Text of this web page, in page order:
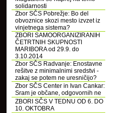
solidarnosti
Zbor SČS Pobrežje: Bo del
obvoznice skozi mesto izvzet iz
vinjetnega sistema?
ZBORI SAMOORGANIZIRANIH
ČETRTNIH SKUPNOSTI
MARIBORA od 29.9. do
3.10.2014
Zbor SČS Radvanje: Enostavne
rešitve z minimalnimi sredstvi -
zakaj se potem ne uresničijo?
Zbor SČS Center in Ivan Cankar:
Sram je občane, odgovornih ne
ZBORI SČS V TEDNU OD 6. DO
10. OKTOBRA